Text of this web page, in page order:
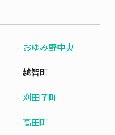
おゆみ野中央
越智町
刈田子町
高田町